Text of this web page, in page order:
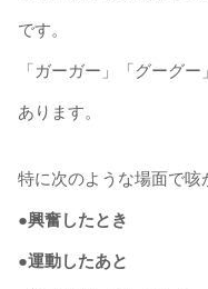
です。
「ガーガー」「グーグ
あります。
特に次のような場面で咳
●興奮したとき
●運動したあと